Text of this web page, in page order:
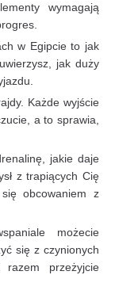
wymagają
w Egipcie to jak
jak duży
Każde wyjście
a to sprawia,
jakie daje
z trapiących Cię
obcowaniem z
możecie
się z czynionych
przeżyjcie